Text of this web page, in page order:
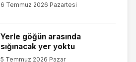
6 Temmuz 2026 Pazartesi
Yerle göğün arasında
sığınacak yer yoktu
5 Temmuz 2026 Pazar